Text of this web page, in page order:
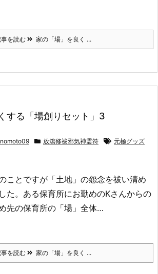
を読む 家の「場」を良く ...
する「場創りセット」3
放瀉修祓邪気神霊符 元極グッズ
ことですが「土地」の怨念を祓い清め
た。ある保育所にお勤めのKさんからの
先の保育所の「場」全体…
を読む 家の「場」を良く ...